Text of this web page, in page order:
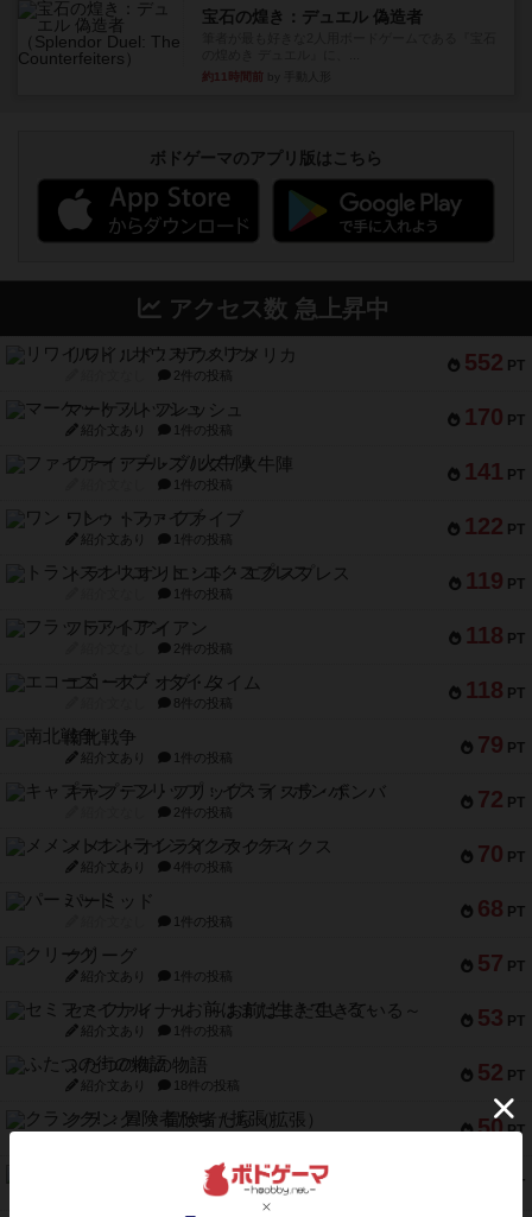
宝石の煌き：デュエル 偽造者
約11時間前
ボドゲーマのアプリ版はこちら
アクセス数 急上昇中
552 PT
リワイルド：サウスアメリカ
2件の投稿
170 PT
マーケットフレッシュ
紹介文あり 1件の投稿
141 PT
ファイアー・ブルズ / 火牛陣
1件の投稿
122 PT
ワン・トゥ・ファイブ
紹介文あり 1件の投稿
119 PT
トランスオリエント・エクスプレス
1件の投稿
118 PT
フラットアイアン
2件の投稿
118 PT
エコーズ・オブ・タイム
8件の投稿
79 PT
南北戦争
紹介文あり 1件の投稿
72 PT
キャプテン・フリップ：イスラ・ボンバ
2件の投稿
70 PT
メメントオンラインタクティクス
紹介文あり 4件の投稿
68 PT
パーミッド
1件の投稿
57 PT
クリーグ
紹介文あり 1件の投稿
53 PT
セミファイナル ～お前はまだ生きている～
紹介文あり 1件の投稿
52 PT
ふたつの街の物語
紹介文あり 18件の投稿
50 PT
クランク! ：冒険者たち（拡張）
PT
1件の投稿